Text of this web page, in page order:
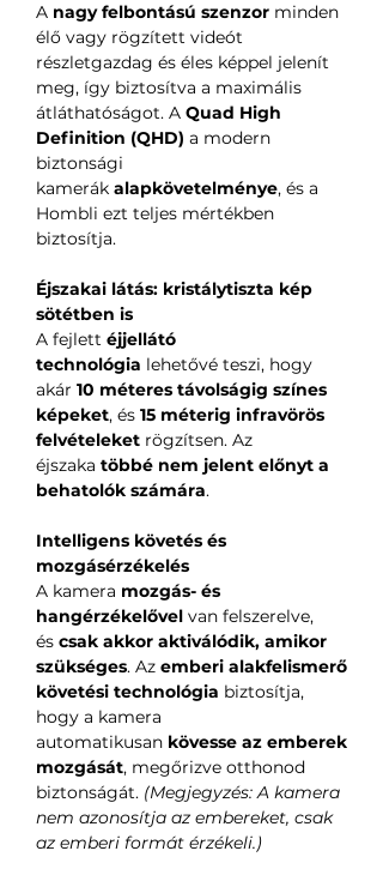
A nagy felbontású szenzor minden
élő vagy rögzített videót
részletgazdag és éles képpel jelenít
meg, így biztosítva a maximális
átláthatóságot. A Quad High
Definition (QHD) a modern
biztonsági
kamerák alapkövetelménye, és a
Hombli ezt teljes mértékben
biztosítja.
Éjszakai látás: kristálytiszta kép
sötétben is
A fejlett éjjellátó
technológia lehetővé teszi, hogy
akár 10 méteres távolságig színes
képeket, és 15 méterig infravörös
felvételeket rögzítsen. Az
éjszaka többé nem jelent előnyt a
behatolók számára.
Intelligens követés és
mozgásérzékelés
A kamera mozgás- és
hangérzékelővel van felszerelve,
és csak akkor aktiválódik, amikor
szükséges. Az emberi alakfelismerő
követési technológia biztosítja,
hogy a kamera
automatikusan kövesse az emberek
mozgását, megőrizve otthonod
biztonságát. (Megjegyzés: A kamera
nem azonosítja az embereket, csak
az emberi formát érzékeli.)